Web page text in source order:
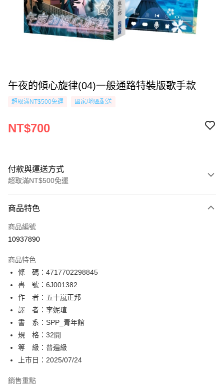
午夜的傾心旋律(04)一般通路特裝版歌手款
超取滿NT$500免運 國家/地區配送
NT$700
付款與運送方式
超取滿NT$500免運
信用卡一次付款
超商取貨付款
相關說明
【關於「AFTEE先享後付」】
AFTEE先享後付是「在收到商品之後才付款」的支付方式。 讓您購物簡單
便利好安心！
１．簡單：不需註冊會員、不需綁卡、不需儲值。
２．便利：只要手機號碼，簡訊認證，即可結帳。
３．安心：先確認商品／服務後，再付款。
【「AFTEE先享後付」結帳流程】
１．於結帳方式選擇「AFTEE先享後付」後，將跳轉至「AFTEE先享後付」
結帳頁面，進行簡訊認證並確認金額後，即可完成結帳。
２．訂單成立數日內，您將收到繳費通知簡訊。
ATM／網路銀行／等多元方式進行付款，方視為交易完成。
ATM付款
運送方式
全家取貨付款
每筆NT$80，滿NT$500(含以上)免運費
付款後全家取貨
商品特色
商品編號
10937890
商品特色
條 碼：4717702298845
書 號：6J001382
作 者：五十嵐正邦
譯 者：李妮瑄
書 系：SPP_青年館
規 格：32開
等 級：普遍級
上市日：2025/07/24
銷售重點